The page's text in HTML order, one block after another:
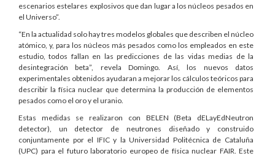
escenarios estelares explosivos que dan lugar a los núcleos pesados en
el Universo”.
“En la actualidad solo hay tres modelos globales que describen el núcleo
atómico, y, para los núcleos más pesados como los empleados en este
estudio, todos fallan en las predicciones de las vidas medias de la
desintegración beta”, revela Domingo. Así, los nuevos datos
experimentales obtenidos ayudaran a mejorar los cálculos teóricos para
describir la física nuclear que determina la producción de elementos
pesados como el oro y el uranio.
Estas medidas se realizaron con BELEN (Beta dELayEdNeutron
detector), un detector de neutrones diseñado y construido
conjuntamente por el IFIC y la Universidad Politécnica de Cataluña
(UPC) para el futuro laboratorio europeo de física nuclear FAIR. Este